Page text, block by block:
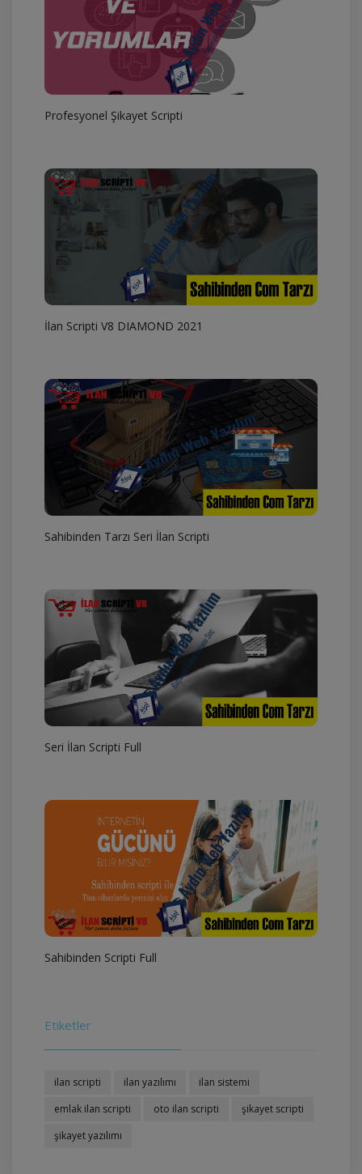
Profesyonel Şikayet Scripti
İlan Scripti V8 DIAMOND 2021
Sahibinden Tarzı Seri İlan Scripti
Seri İlan Scripti Full
Sahibinden Scripti Full
Etiketler
ilan scripti ilan yazılımı
ilan sistemi
emlak ilan scripti
oto ilan scripti
şikayet scripti
şikayet yazılımı